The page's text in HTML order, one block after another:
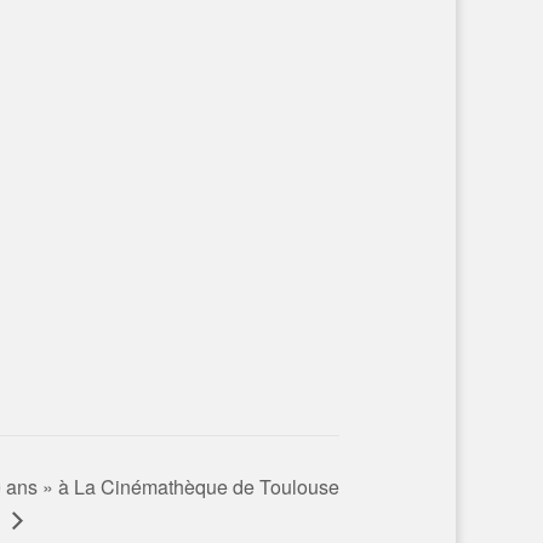
» à La Cinémathèque de Toulouse